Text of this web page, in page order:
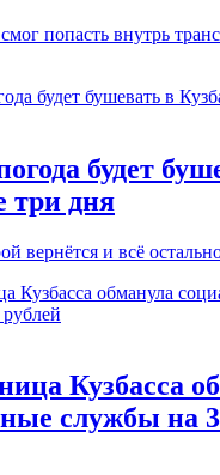
попасть внутрь
будет
три дня
вернётся и всё
Кузбасса
службы на